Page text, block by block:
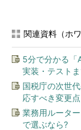
関連資料（ホ
5分で分かる「
実装・テスト
国税庁の次世
応すべき変更
業務用ルータ
で選ぶなら?